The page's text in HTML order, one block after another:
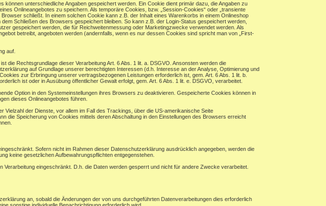
unterschiedliche Angaben gespeichert werden. Ein Cookie dient primär dazu, die Angaben zu
Onlineangebotes zu speichern. Als temporäre Cookies, bzw. „Session-Cookies“ oder „transiente
schließt. In einem solchen Cookie kann z.B. der Inhalt eines Warenkorbs in einem Onlineshop
Schließen des Browsers gespeichert bleiben. So kann z.B. der Login-Status gespeichert werden,
gespeichert werden, die für Reichweitenmessung oder Marketingzwecke verwendet werden. Als
betreibt, angeboten werden (andernfalls, wenn es nur dessen Cookies sind spricht man von „First-
auf.
die Rechtsgrundlage dieser Verarbeitung Art. 6 Abs. 1 lit. a. DSGVO. Ansonsten werden die
auf Grundlage unserer berechtigten Interessen (d.h. Interesse an der Analyse, Optimierung und
zur Erbringung unserer vertragsbezogenen Leistungen erforderlich ist, gem. Art. 6 Abs. 1 lit. b.
ist oder in Ausübung öffentlicher Gewalt erfolgt, gem. Art. 6 Abs. 1 lit. e. DSGVO, verarbeitet.
Option in den Systemeinstellungen ihres Browsers zu deaktivieren. Gespeicherte Cookies können in
dieses Onlineangebotes führen.
der Dienste, vor allem im Fall des Trackings, über die US-amerikanische Seite
die Speicherung von Cookies mittels deren Abschaltung in den Einstellungen des Browsers erreicht
Sofern nicht im Rahmen dieser Datenschutzerklärung ausdrücklich angegeben, werden die
keine gesetzlichen Aufbewahrungspflichten entgegenstehen.
eingeschränkt. D.h. die Daten werden gesperrt und nicht für andere Zwecke verarbeitet.
an, sobald die Änderungen der von uns durchgeführten Datenverarbeitungen dies erforderlich